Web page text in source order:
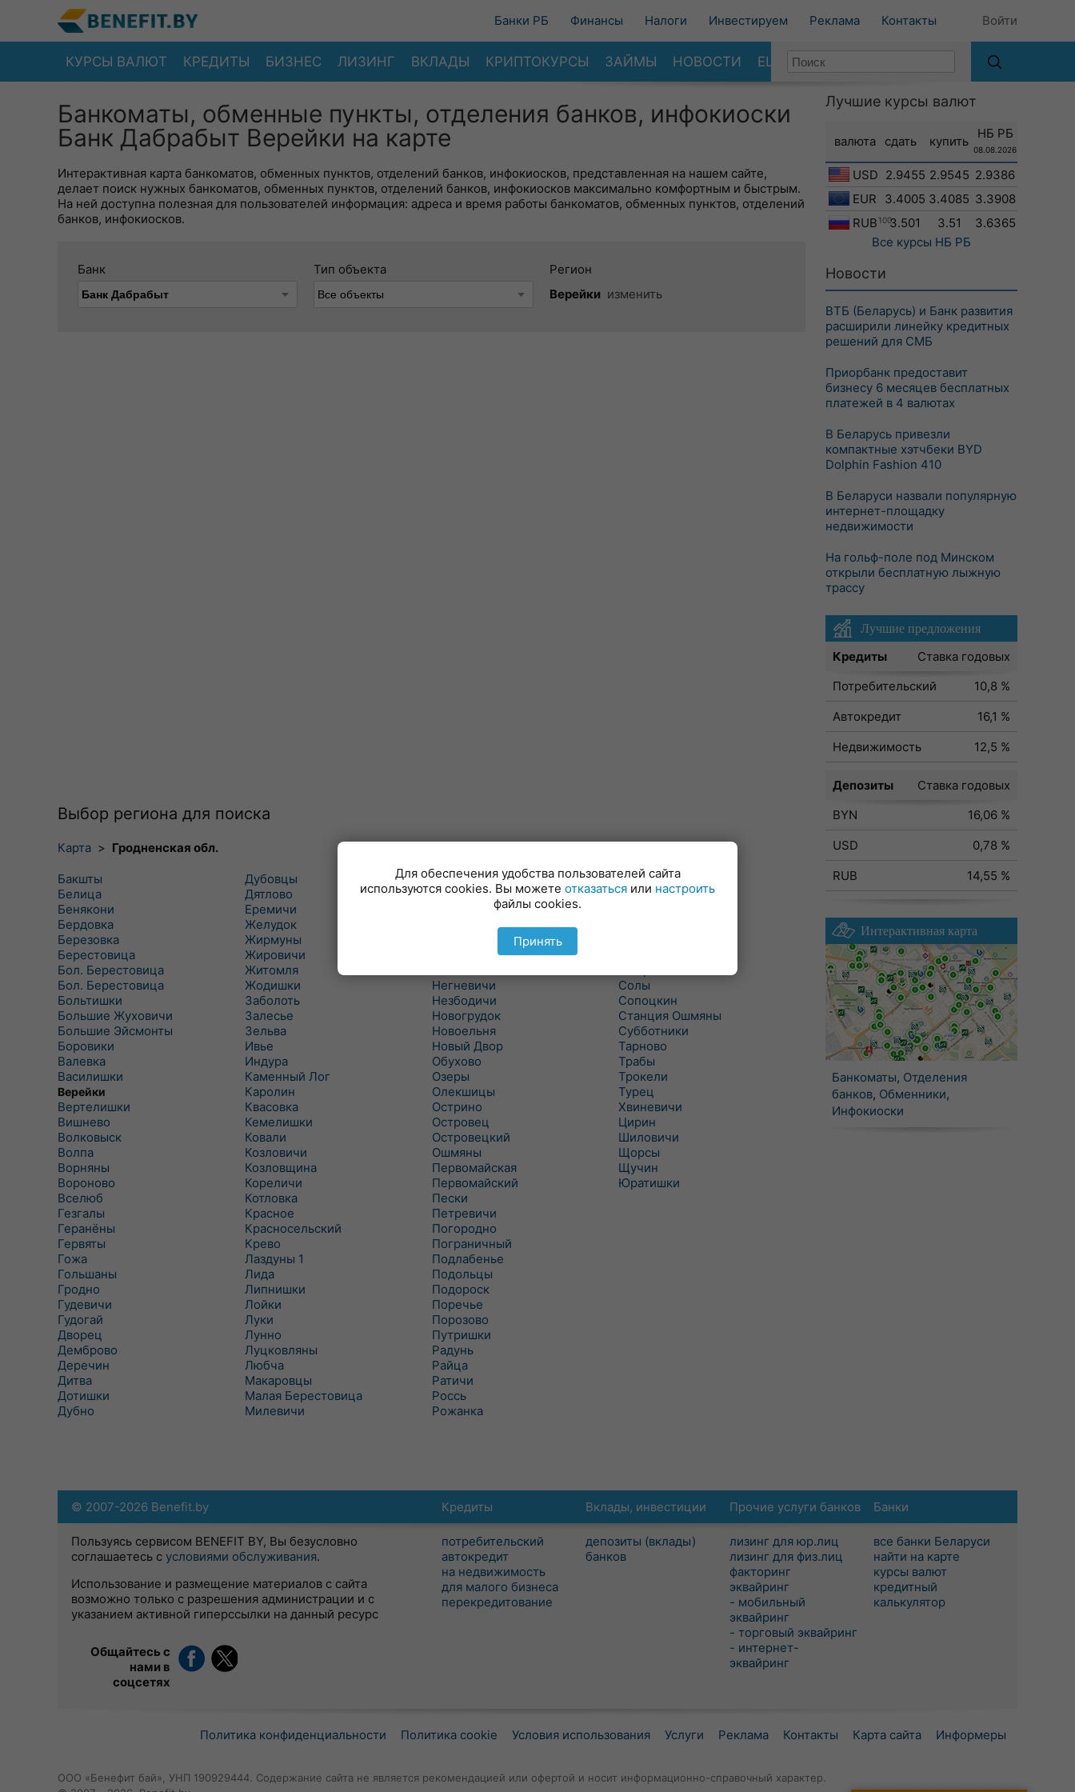
Банки РБ Финансы Налоги Инвестируем Реклама Контакты Войти
КУРСЫ ВАЛЮТ КРЕДИТЫ БИЗНЕС ЛИЗИНГ ВКЛАДЫ КРИПТОКУРСЫ ЗАЙМЫ НОВОСТИ ЕЩЕ
Банкоматы, обменные пункты, отделения банков, инфокиоски
Банк Дабрабыт Верейки на карте
Интерактивная карта банкоматов, обменных пунктов, отделений банков, инфокиосков, представленная на нашем сайте,
делает поиск нужных банкоматов, обменных пунктов, отделений банков, инфокиосков максимально комфортным и быстрым.
На ней доступна полезная для пользователей информация: адреса и время работы банкоматов, обменных пунктов, отделений
банков, инфокиосков.
Банк Тип объекта
Регион
Верейки изменить
Выбор региона для поиска
Карта > Гродненская обл.
Бакшты
Белица
Бенякони
Бердовка
Березовка
Берестовица
Бол. Берестовица
Бол. Берестовица
Больтишки
Большие Жуховичи
Большие Эйсмонты
Боровики
Валевка
Василишки
Верейки
Вертелишки
Вишнево
Волковыск
Волпа
Ворняны
Вороново
Вселюб
Гезгалы
Геранёны
Гервяты
Гожа
Гольшаны
Гродно
Гудевичи
Гудогай
Дворец
Демброво
Деречин
Дитва
Дотишки
Дубно
Дубовцы
Дятлово
Еремичи
Желудок
Жирмуны
Жировичи
Житомля
Жодишки
Заболоть
Залесье
Зельва
Ивье
Индура
Каменный Лог
Каролин
Квасовка
Кемелишки
Ковали
Козловичи
Козловщина
Кореличи
Котловка
Красное
Красносельский
Крево
Лаздуны 1
Лида
Липнишки
Лойки
Луки
Лунно
Луцковляны
Любча
Макаровцы
Малая Берестовица
Милевичи
Минойты
Мир
Михалишки
Можейково
Мосты Правые
Негневичи
Незбодичи
Новогрудок
Новоельня
Новый Двор
Обухово
Озеры
Олекшицы
Острино
Островец
Островецкий
Ошмяны
Первомайская
Первомайский
Пески
Петревичи
Погородно
Пограничный
Подлабенье
Подольцы
Подороск
Поречье
Порозово
Путришки
Радунь
Райца
Ратичи
Роcсь
Рожанка
Россь
Свислочь
Солы
Сопоцкин
Станция Ошмяны
Субботники
Тарново
Трабы
Трокели
Турец
Хвиневичи
Цирин
Шиловичи
Щорсы
Щучин
Юратишки
Лучшие курсы валют
валюта сдать купить
НБ РБ
08.08.2026
USD 2.9455 2.9545 2.9386
EUR
3.4005 3.4085 3.3908
RUB 1003.501 3.51
3.6365
Все курсы НБ РБ
Новости
ВТБ (Беларусь) и Банк развития
расширили линейку кредитных
решений для СМБ
Приорбанк предоставит
бизнесу 6 месяцев бесплатных
платежей в 4 валютах
В Беларусь привезли
компактные хэтчбеки BYD
Dolphin Fashion 410
В Беларуси назвали популярную
интернет-площадку
недвижимости
На гольф-поле под Минском
открыли бесплатную лыжную
трассу
Лучшие предложения
Кредиты
Ставка годовых
Потребительский
10,8 %
Автокредит
16,1 %
Недвижимость
12,5 %
Депозиты
Ставка годовых
BYN
16,06 %
USD
0,78 %
RUB
14,55 %
Интерактивная карта
Банкоматы, Отделения
банков, Обменники,
Инфокиоски
Кредиты
потребительский
автокредит
на недвижимость
для малого бизнеса
перекредитование
Вклады, инвестиции
депозиты (вклады)
банков
Прочие услуги банков
лизинг для юр.лиц
лизинг для физ.лиц
факторинг
эквайринг
- мобильный
эквайринг
- торговый эквайринг
- интернет-
эквайринг
Банки
все банки Беларуси
найти на карте
курсы валют
кредитный
калькулятор
© 2007-2026 Benefit.by
Пользуясь сервисом BENEFIT BY, Вы безусловно
соглашаетесь с условиями обслуживания.
Использование и размещение материалов с сайта
возможно только с разрешения администрации и с
указанием активной гиперссылки на данный ресурс
Общайтесь с
нами в
соцсетях
Политика конфиденциальности Политика cookie Условия использования Услуги Реклама Контакты Карта сайта Информеры
ООО «Бенефит бай», УНП 190929444. Содержание сайта не является рекомендацией или офертой и носит информационно-справочный характер.
Для обеспечения удобства пользователей сайта
используются cookies. Вы можете отказаться или настроить
файлы cookies.
Принять